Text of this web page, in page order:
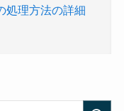
処理方法の詳細